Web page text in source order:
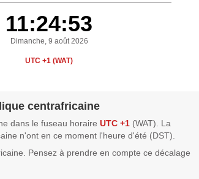
11:24:53
Dimanche, 9 août 2026
UTC +1 (WAT)
centrafricaine
dans le fuseau horaire UTC +1 (WAT). La
n'ont en ce moment l'heure d'été (DST).
Pensez à prendre en compte ce décalage